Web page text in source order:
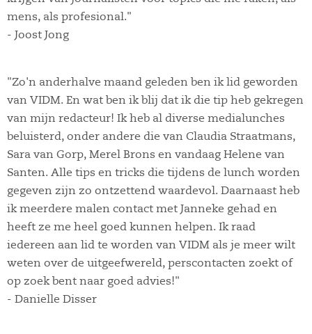
mens, als profesional."
- Joost Jong
"Zo'n anderhalve maand geleden ben ik lid geworden
van VIDM. En wat ben ik blij dat ik die tip heb gekregen
van mijn redacteur! Ik heb al diverse medialunches
beluisterd, onder andere die van Claudia Straatmans,
Sara van Gorp, Merel Brons en vandaag Helene van
Santen. Alle tips en tricks die tijdens de lunch worden
gegeven zijn zo ontzettend waardevol. Daarnaast heb
ik meerdere malen contact met Janneke gehad en
heeft ze me heel goed kunnen helpen. Ik raad
iedereen aan lid te worden van VIDM als je meer wilt
weten over de uitgeefwereld, perscontacten zoekt of
op zoek bent naar goed advies!"
- Danielle Disser